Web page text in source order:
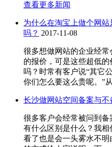
查看更多新闻
为什么在淘宝上做个网
吗？ 2017-11-08
很多想做网站的企业经
的报价，可是这些超低
吗？时常有客户说“其它
你们怎么要这么贵呢。”
长沙做网站空间备案与不
很多客户会经常被问到
有什么区别是什么？我
看了也是会一头雾水不